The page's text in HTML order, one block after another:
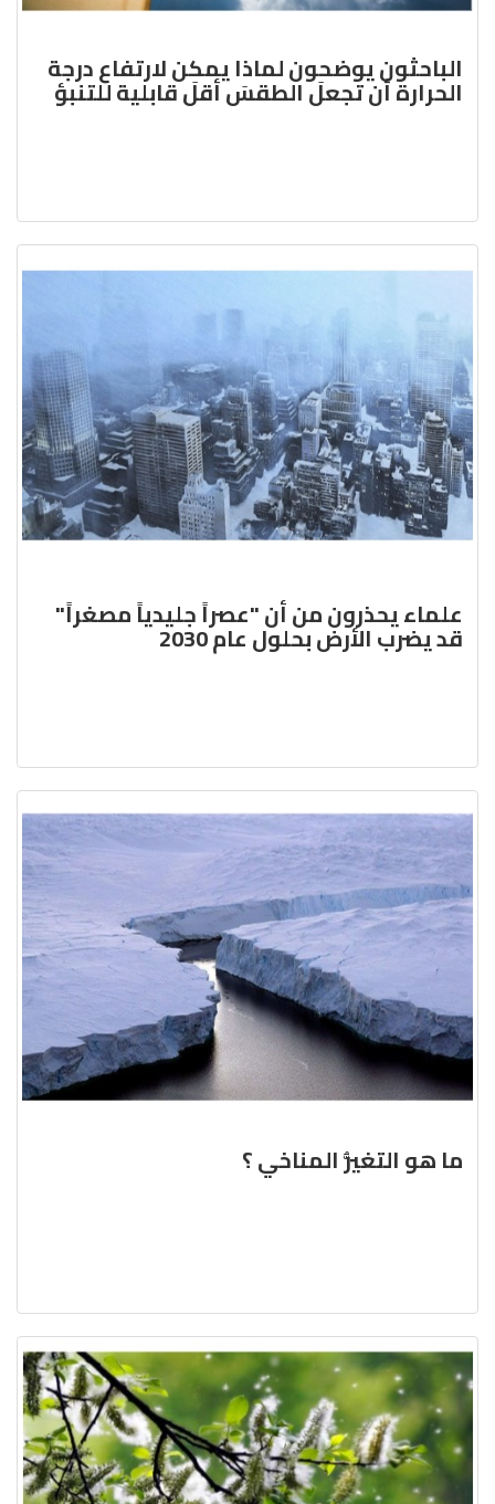
الباحثون يوضحون لماذا يمكن لارتفاع درجة
الحرارة أن تجعلَ الطقسَ أقلَ قابلية للتنبؤ
علماء يحذرون من أن "عصراً جليدياً مصغراً"
قد يضرب الأرض بحلول عام 2030
ما هو التغيُّر المناخي ؟